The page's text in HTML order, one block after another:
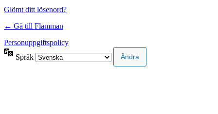
Glömt ditt lösenord?
← Gå till Flamman
Personuppgiftspolicy
Språk